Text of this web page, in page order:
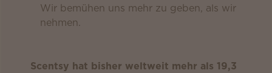
Wir bemühen uns mehr zu geben, als wir
nehmen.
Scentsy hat bisher weltweit mehr als 19,3